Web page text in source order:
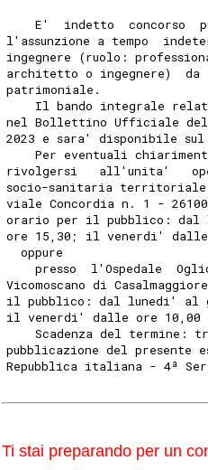
E'  indetto  concorso
l'assunzione a tempo
ingegnere (ruolo:
architetto o ingegnere)  da
patrimoniale.
Il bando integrale
nel Bollettino Ufficiale
2023 e sara' disponibile
Per eventuali
rivolgersi   all'unita'
socio-sanitaria territoriale
viale Concordia n. 1 -
orario per il pubblico:
ore 15,30; il venerdi'
  oppure
presso  l'Ospedale
Vicomoscano di
il pubblico: dal lunedi' al
il venerdi' dalle ore 10,00
Scadenza del termine:
pubblicazione del
Repubblica italiana - 4ª
Ti stai preparando per un